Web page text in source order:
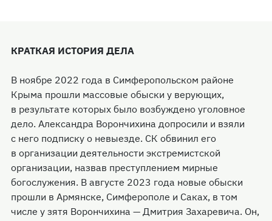
КРАТКАЯ ИСТОРИЯ ДЕЛА
В ноябре 2022 года в Симферопольском районе
Крыма прошли массовые обыски у верующих,
в результате которых было возбуждено уголовное
дело. Александра Ворончихина допросили и взяли
с него подписку о невыезде. СК обвинил его
в организации деятельности экстремистской
организации, назвав преступлением мирные
богослужения. В августе 2023 года новые обыски
прошли в Армянске, Симферополе и Саках, в том
числе у зятя Ворончихина — Дмитрия Захаревича. Он,